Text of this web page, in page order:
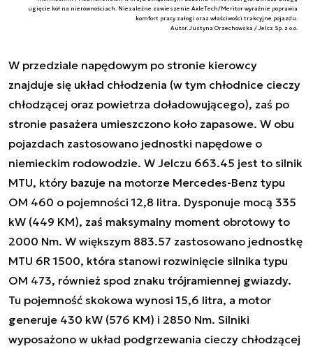
ugięcie kół na nierównościach. Niezależne zawieszenie AxleTech/Meritor wyraźnie poprawia
komfort pracy załogi oraz właściwości trakcyjne pojazdu.
Autor. Justyna Orzechowska / Jelcz Sp. z o.o.
W przedziale napędowym po stronie kierowcy
znajduje się układ chłodzenia (w tym chłodnice cieczy
chłodzącej oraz powietrza doładowującego), zaś po
stronie pasażera umieszczono koło zapasowe. W obu
pojazdach zastosowano jednostki napędowe o
niemieckim rodowodzie. W Jelczu 663.45 jest to silnik
MTU, który bazuje na motorze Mercedes-Benz typu
OM 460 o pojemności 12,8 litra. Dysponuje mocą 335
kW (449 KM), zaś maksymalny moment obrotowy to
2000 Nm. W większym 883.57 zastosowano jednostkę
MTU 6R 1500, która stanowi rozwinięcie silnika typu
OM 473, również spod znaku trójramiennej gwiazdy.
Tu pojemność skokowa wynosi 15,6 litra, a motor
generuje 430 kW (576 KM) i 2850 Nm. Silniki
wyposażono w układ podgrzewania cieczy chłodzącej